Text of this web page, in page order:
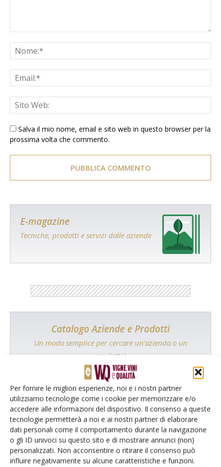
Per fornire le migliori esperienze, noi e i nostri partner
utilizziamo tecnologie come i cookie per memorizzare e/o
accedere alle informazioni del dispositivo. Il consenso a queste
tecnologie permetterà a noi e ai nostri partner di elaborare
dati personali come il comportamento durante la navigazione
o gli ID univoci su questo sito e di mostrare annunci (non)
personalizzati. Non acconsentire o ritirare il consenso può
influire negativamente su alcune caratteristiche e funzioni.
Salva il mio nome, email e sito web in questo browser per la
prossima volta che commento.
E-magazine
Tecniche, prodotti e servizi dalle aziende
Catalogo Aziende e Prodotti
Un modo semplice per cercare un'azienda o un
prodotto!
Cerca adesso
L'Esperto risponde
I consigli di Terra e Vita agli agricoltori